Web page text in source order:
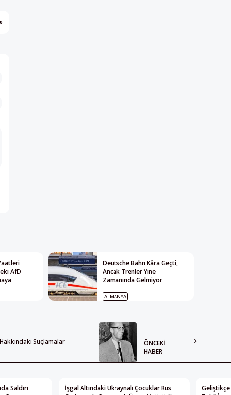
AfD
Deutsche Bahn Kâra Geçti,
Ancak Trenler Yine
Zamanında Gelmiyor
ALMANYA
Suçlamalar
ÖNCEKI
HABER
Saldırı
İşgal Altındaki Ukraynalı Çocuklar Rus
Geliştikçe